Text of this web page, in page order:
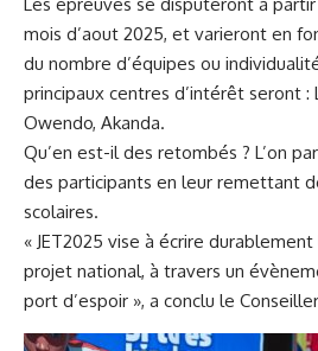
mois d’aout 2025, et varieront en
du nombre d’équipes ou
principaux centres d’intérêt seront :
Owendo, Akanda.
Qu’en est-il des retombés ? L’on
des participants en leur remettant
scolaires.
« JET2025 vise à écrire
projet national, à travers un
port d’espoir », a conclu le